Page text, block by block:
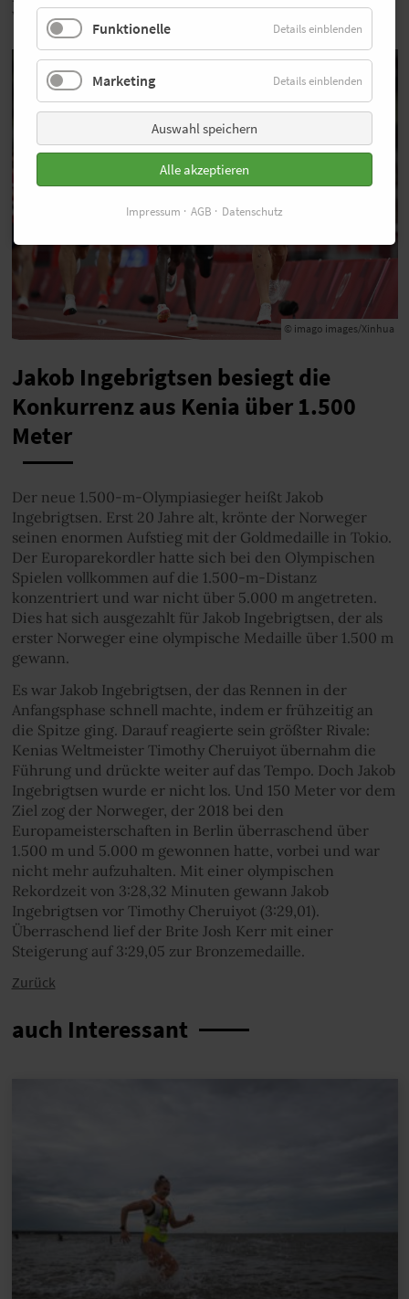
Wettbewerben - im Cross und einem 3.000-m-Rennen.
© imago images/Xinhua
Jakob Ingebrigtsen besiegt die
Konkurrenz aus Kenia über 1.500
Meter
Der neue 1.500-m-Olympiasieger heißt Jakob
Ingebrigtsen. Erst 20 Jahre alt, krönte der Norweger
seinen enormen Aufstieg mit der Goldmedaille in Tokio.
Der Europarekordler hatte sich bei den Olympischen
Spielen vollkommen auf die 1.500-m-Distanz
konzentriert und war nicht über 5.000 m angetreten.
Dies hat sich ausgezahlt für Jakob Ingebrigtsen, der als
erster Norweger eine olympische Medaille über 1.500 m
gewann.
Es war Jakob Ingebrigtsen, der das Rennen in der
Anfangsphase schnell machte, indem er frühzeitig an
die Spitze ging. Darauf reagierte sein größter Rivale:
Kenias Weltmeister Timothy Cheruiyot übernahm die
Führung und drückte weiter auf das Tempo. Doch Jakob
Ingebrigtsen wurde er nicht los. Und 150 Meter vor dem
Ziel zog der Norweger, der 2018 bei den
Europameisterschaften in Berlin überraschend über
1.500 m und 5.000 m gewonnen hatte, vorbei und war
nicht mehr aufzuhalten. Mit einer olympischen
Rekordzeit von 3:28,32 Minuten gewann Jakob
Ingebrigtsen vor Timothy Cheruiyot (3:29,01).
Überraschend lief der Brite Josh Kerr mit einer
Steigerung auf 3:29,05 zur Bronzemedaille.
Zurück
auch Interessant
Funktionelle Details einblenden
Marketing Details einblenden
Auswahl speichern
Alle akzeptieren
Impressum AGB Datenschutz